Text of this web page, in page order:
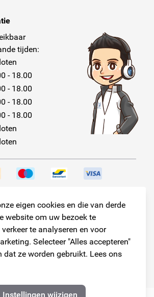
eigen cookies en die van derde
website om uw bezoek te
te analyseren en voor
Selecteer "Alles accepteren"
dat ze worden gebruikt. Lees ons
Instellingen wijzigen
tijden:
- 18.00
- 18.00
- 18.00
- 18.00
Volg ons!
© Copyright 2026
Alle rechten voorbehouden